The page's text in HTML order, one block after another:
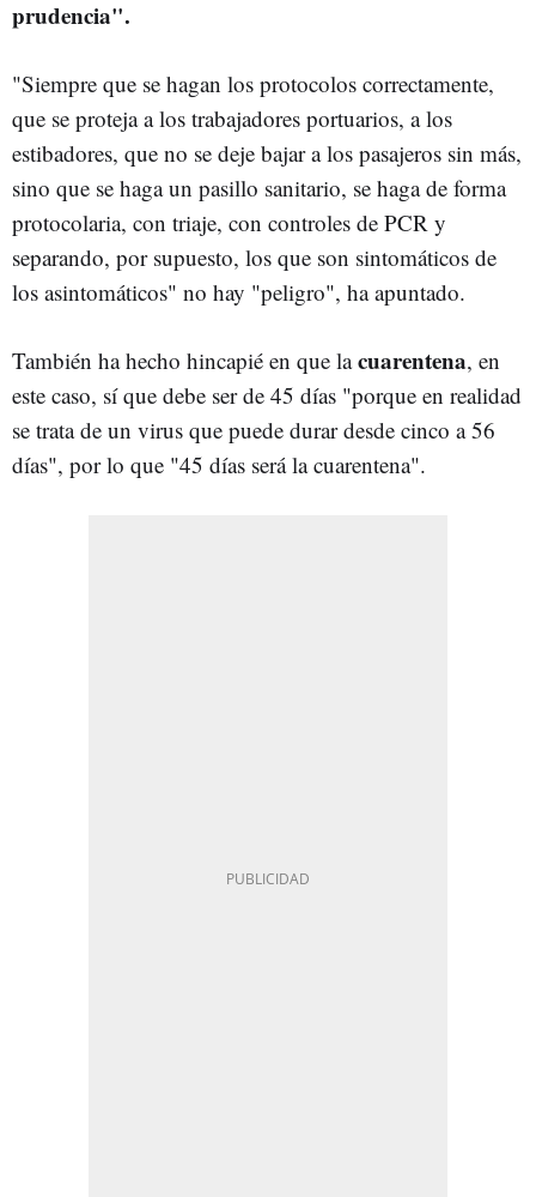
prudencia".
"Siempre que se hagan los protocolos correctamente,
que se proteja a los trabajadores portuarios, a los
estibadores, que no se deje bajar a los pasajeros sin más,
sino que se haga un pasillo sanitario, se haga de forma
protocolaria, con triaje, con controles de PCR y
separando, por supuesto, los que son sintomáticos de
los asintomáticos" no hay "peligro", ha apuntado.
También ha hecho hincapié en que lacuarentena, en
este caso, sí que debe ser de 45 días "porque en realidad
se trata de un virus que puede durar desde cinco a 56
días", por lo que "45 días será la cuarentena".